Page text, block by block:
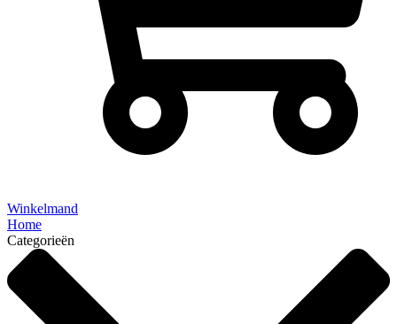
Winkelmand
Home
Categorieën